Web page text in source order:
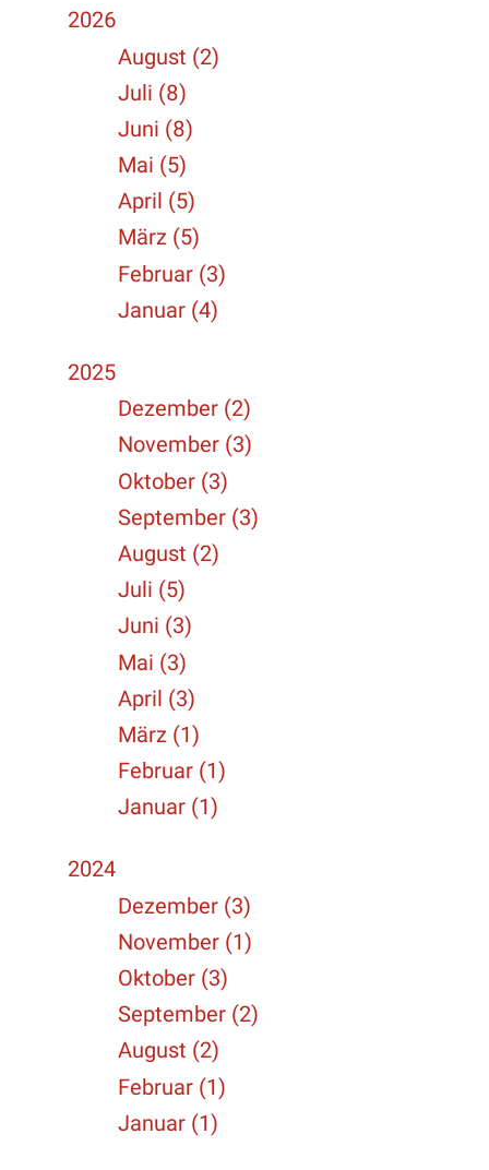
2026
August (2)
Juli (8)
Juni (8)
Mai (5)
April (5)
März (5)
Februar (3)
Januar (4)
2025
Dezember (2)
November (3)
Oktober (3)
September (3)
August (2)
Juli (5)
Juni (3)
Mai (3)
April (3)
März (1)
Februar (1)
Januar (1)
2024
Dezember (3)
November (1)
Oktober (3)
September (2)
August (2)
Februar (1)
Januar (1)